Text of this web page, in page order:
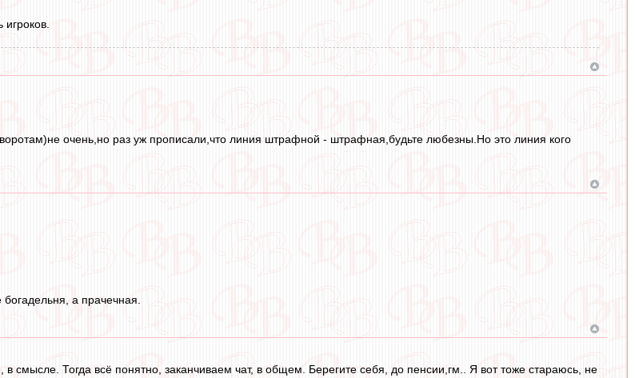
очень,но раз уж прописали,что линия штрафной - штрафная,будьте любезны.Но это линия кого
а прачечная.
смысле. Тогда всё понятно, заканчиваем чат, в общем. Берегите себя, до пенсии,гм.. Я вот тоже стараюсь, не